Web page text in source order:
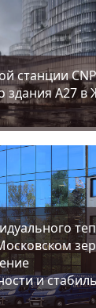
станции
здания А27 в
и